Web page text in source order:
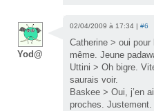
Yod@
02/04/2009 à 17:34 | #6
Catherine > oui pour
même. Jeune
Uttini > Oh bigre.
saurais voir.
Baskee > Oui, j’en
proches. Justement.